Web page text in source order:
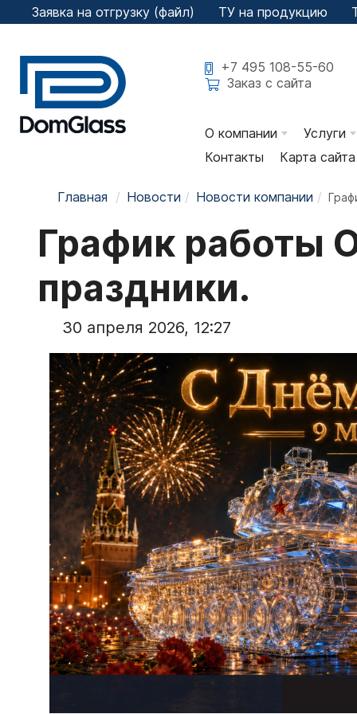
Заявка на отгрузку (файл) ТУ на продукцию
+7 495 108-55-60
Заказ с сайта
О компании
История компании
Сертификаты
Отзывы
ГОСТы РФ
Оценки условий
Вакансии
Готовые работы
и реализованные
Услуги
Контакты Карта сайта
Главная Новости Новости компании
График работы
праздники.
30 апреля 2026, 12:27